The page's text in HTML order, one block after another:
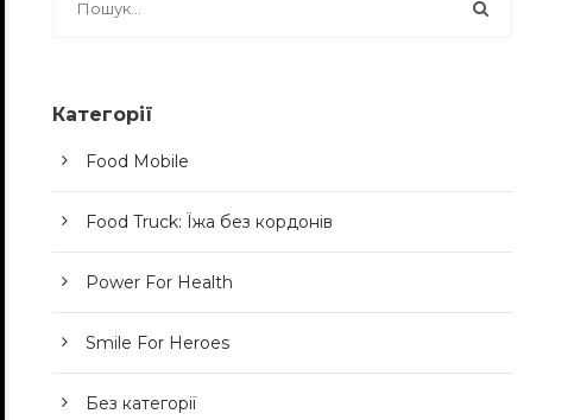
Категорії
Food Mobile
Food Truck: Їжа без кордонів
Power For Health
Smile For Heroes
Без категорії